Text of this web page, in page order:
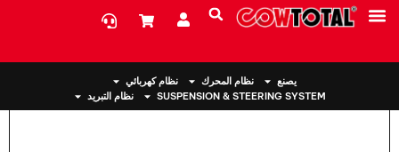
يصنع نظام المحرك
نظام كهربائي
SUSPENSION & STEERING SYSTEM
نظام التبريد
> جبل المحرك 12372-15060 لتويوتا